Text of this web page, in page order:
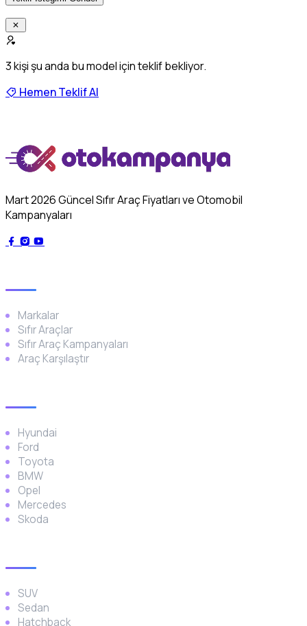
3kişi şu anda bu model için teklif bekliyor.
Hemen Teklif Al
Mart 2026 Güncel Sıfır Araç Fiyatları ve Otomobil
Kampanyaları
Markalar
Sıfır Araçlar
Sıfır Araç Kampanyaları
Araç Karşılaştır
Hyundai
Ford
Toyota
BMW
Opel
Mercedes
Skoda
SUV
Sedan
Hatchback